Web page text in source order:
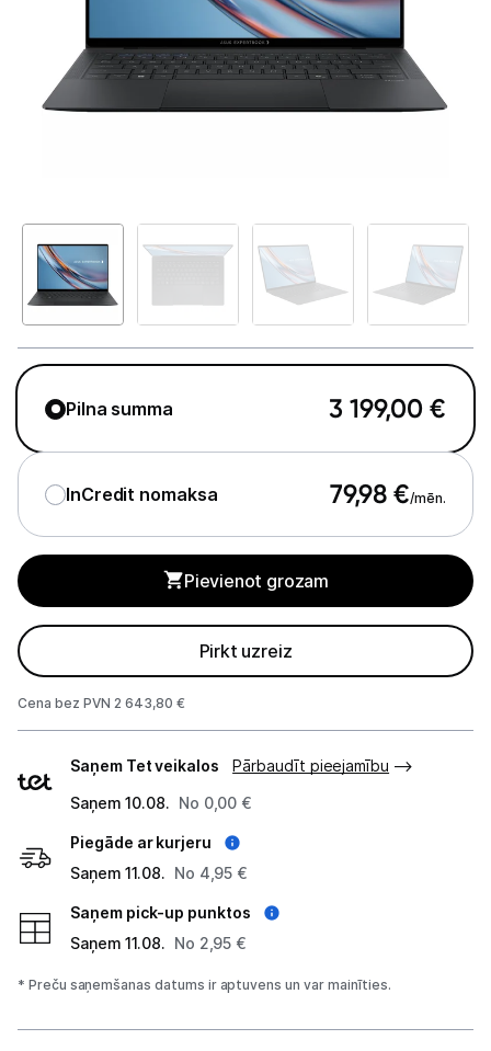
GAMING pasaule >
Portatīvie datori un piederumi
Portatīvie datori
Dokstacijas
Portatīvie dzesētāji
Audio
Stacionārie datori un piederumi
Datu nesēji
Projektori un ekrāni
Tīkla iekārtas
Biroja piederumi
Telefoni, planšetdatori
Sadzīves tehnika
Sports un atpūta
Ražotāju atjaunota tehnika
Pilna summa 3 199,00 €
InCredit nomaksa 79,98 €/mēn.
Pievienot grozam
Pirkt uzreiz
Cena bez PVN 2 643,80 €
veidi
Saņem Tet veikalos
Pārbaudīt pieejamību
Saņem 10.08. No 0,00 €
Piegāde ar kurjeru
Saņem 11.08. No 4,95 €
Saņem pick-up punktos
Saņem 11.08. No 2,95 €
* Preču saņemšanas datums ir aptuvens un var mainīties.